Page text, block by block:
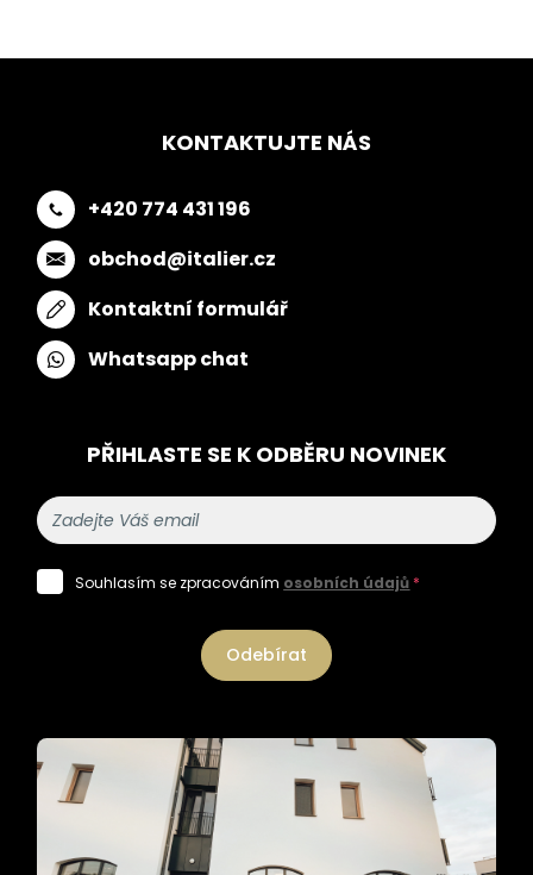
KONTAKTUJTE NÁS
+420 774 431 196
obchod@italier.cz
Kontaktní formulář
Whatsapp chat
PŘIHLASTE SE K ODBĚRU NOVINEK
Souhlasím se zpracováním osobních údajů *
Odebírat